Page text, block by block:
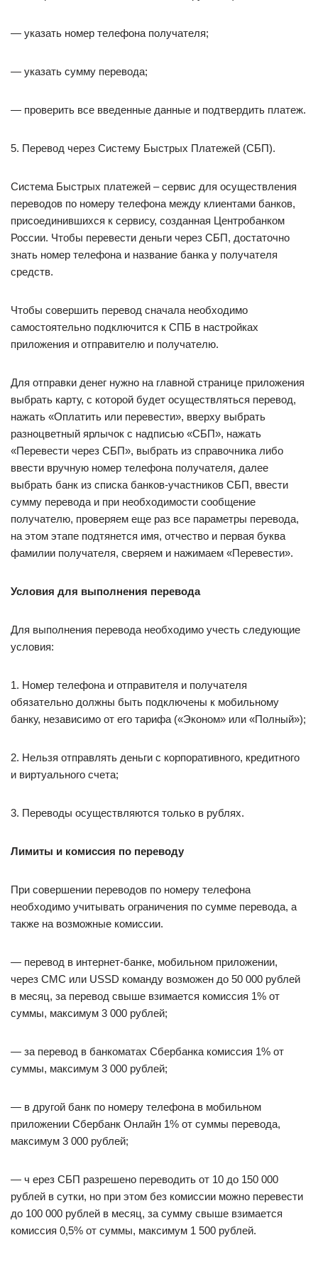
— указать номер телефона получателя;
— указать сумму перевода;
— проверить все введенные данные и подтвердить платеж.
5. Перевод через Систему Быстрых Платежей (СБП).
Система Быстрых платежей – сервис для осуществления
переводов по номеру телефона между клиентами банков,
присоединившихся к сервису, созданная Центробанком
России. Чтобы перевести деньги через СБП, достаточно
знать номер телефона и название банка у получателя
средств.
Чтобы совершить перевод сначала необходимо
самостоятельно подключится к СПБ в настройках
приложения и отправителю и получателю.
Для отправки денег нужно на главной странице приложения
выбрать карту, с которой будет осуществляться перевод,
нажать «Оплатить или перевести», вверху выбрать
разноцветный ярлычок с надписью «СБП», нажать
«Перевести через СБП», выбрать из справочника либо
ввести вручную номер телефона получателя, далее
выбрать банк из списка банков-участников СБП, ввести
сумму перевода и при необходимости сообщение
получателю, проверяем еще раз все параметры перевода,
на этом этапе подтянется имя, отчество и первая буква
фамилии получателя, сверяем и нажимаем «Перевести».
Условия для выполнения перевода
Для выполнения перевода необходимо учесть следующие
условия:
1. Номер телефона и отправителя и получателя
обязательно должны быть подключены к мобильному
банку, независимо от его тарифа («Эконом» или «Полный»);
2. Нельзя отправлять деньги с корпоративного, кредитного
и виртуального счета;
3. Переводы осуществляются только в рублях.
Лимиты и комиссия по переводу
При совершении переводов по номеру телефона
необходимо учитывать ограничения по сумме перевода, а
также на возможные комиссии.
— перевод в интернет-банке, мобильном приложении,
через СМС или USSD команду возможен до 50 000 рублей
в месяц, за перевод свыше взимается комиссия 1% от
суммы, максимум 3 000 рублей;
— за перевод в банкоматах Сбербанка комиссия 1% от
суммы, максимум 3 000 рублей;
— в другой банк по номеру телефона в мобильном
приложении Сбербанк Онлайн 1% от суммы перевода,
максимум 3 000 рублей;
— ч ерез СБП разрешено переводить от 10 до 150 000
рублей в сутки, но при этом без комиссии можно перевести
до 100 000 рублей в месяц, за сумму свыше взимается
комиссия 0,5% от суммы, максимум 1 500 рублей.